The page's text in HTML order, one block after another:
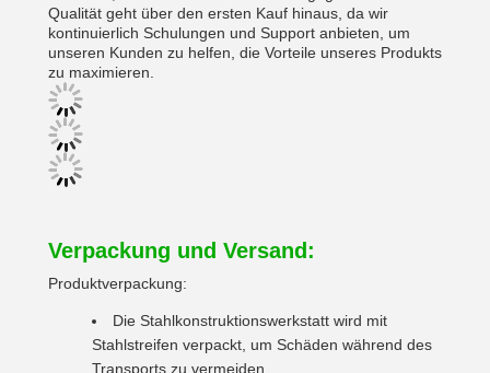
Qualität geht über den ersten Kauf hinaus, da wir
kontinuierlich Schulungen und Support anbieten, um
unseren Kunden zu helfen, die Vorteile unseres Produkts
zu maximieren.
Verpackung und Versand:
Produktverpackung:
Die Stahlkonstruktionswerkstatt wird mit
Stahlstreifen verpackt, um Schäden während des
Transports zu vermeiden.